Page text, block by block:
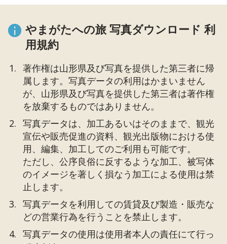
やまがたへの旅 写真ダウンロード 利
用規約
著作権は山形県及び写真を提供した第三者に帰
属します。写真データの利用はかまいません
が、山形県及び写真を提供した第三者は著作権
を放棄するものではありません。
写真データは、加工あるいはそのままで、観光
宣伝や販売促進の資料、観光出版物における使
用、編集、加工してのご利用も可能です。
ただし、公序良俗に反するような加工、被写体
のイメージを著しく損なう加工による使用は禁
止します。
写真データを利用しての賃貸及び製造・販売な
どの営業行為を行うことを禁止します。
写真データの使用は使用者本人の責任にて行っ